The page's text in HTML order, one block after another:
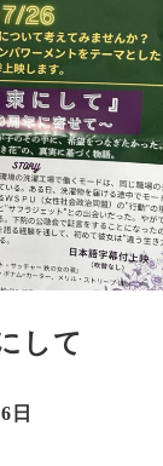
して
日